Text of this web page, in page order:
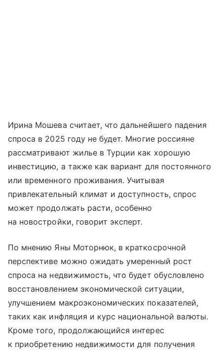
Ирина Мошева считает, что дальнейшего падения
спроса в 2025 году не будет. Многие россияне
рассматривают жилье в Турции как хорошую
инвестицию, а также как вариант для постоянного
или временного проживания. Учитывая
привлекательный климат и доступность, спрос
может продолжать расти, особенно
на новостройки, говорит эксперт.
По мнению Яны Моторнюк, в краткосрочной
перспективе можно ожидать умеренный рост
спроса на недвижимость, что будет обусловлено
восстановлением экономической ситуации,
улучшением макроэкономических показателей,
таких как инфляция и курс национальной валюты.
Кроме того, продолжающийся интерес
к приобретению недвижимости для получения